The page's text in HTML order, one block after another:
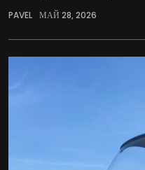
PAVEL МАЙ 28, 2026